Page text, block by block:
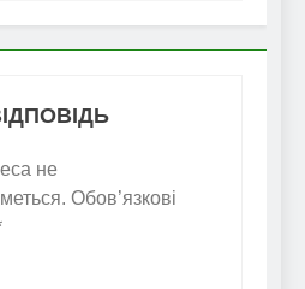
не
Обов’язкові